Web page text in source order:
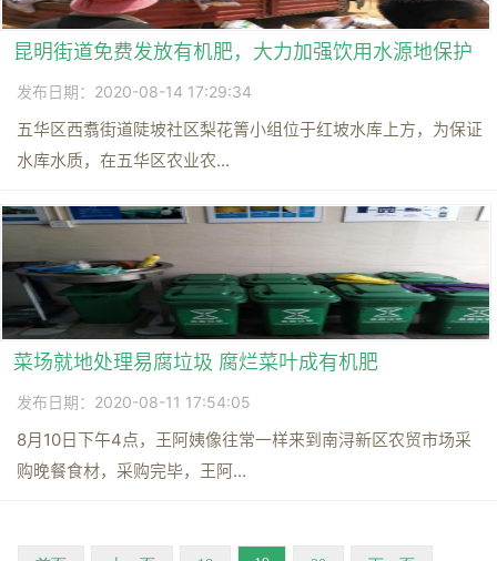
昆明街道免费发放有机肥，大力加强饮用水源地保护
发布日期：2020-08-14 17:29:34
五华区西翥街道陡坡社区梨花箐小组位于红坡水库上方，为保证
水库水质，在五华区农业农...
菜场就地处理易腐垃圾 腐烂菜叶成有机肥
发布日期：2020-08-11 17:54:05
8月10日下午4点，王阿姨像往常一样来到南浔新区农贸市场采
购晚餐食材，采购完毕，王阿...